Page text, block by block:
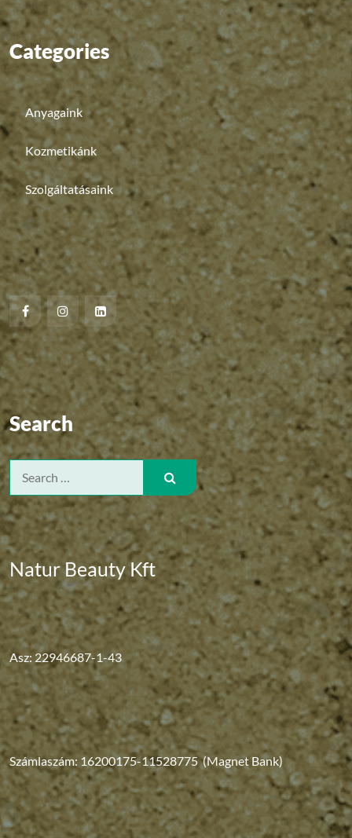
Categories
Anyagaink
Kozmetikánk
Szolgáltatásaink
Search
for:
Natur Beauty Kft
Asz: 22946687-1-43
Számlaszám: 16200175-11528775 (Magnet Bank)